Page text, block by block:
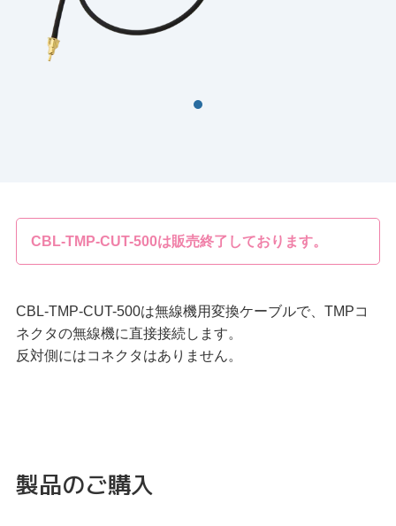
CBL-TMP-CUT-500は販売終了しております。
CBL-TMP-CUT-500は無線機用変換ケーブルで、TMPコ
ネクタの無線機に直接接続します。
反対側にはコネクタはありません。
製品のご購入